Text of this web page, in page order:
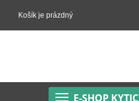
Košík je prázdný
E-SHOP KYTIC